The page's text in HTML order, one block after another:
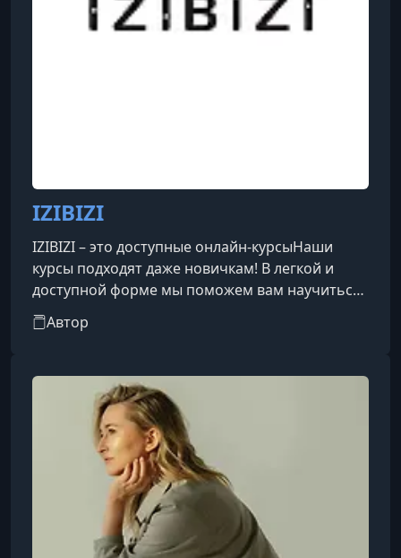
IZIBIZI
IZIBIZI – это доступные онлайн-курсыНаши
курсы подходят даже новичкам! В легкой и
доступной форме мы поможем вам научиться
искусству фотографии, видеосъемки,
копирайтинга, освоить новые профессии и
сон, питание, уход за собой, финансы и многое
другое.Наши ученики становятся
популярными блогерами, продают свои услуги
при помощи стильных и неповторимых
социальных сетей, раскрывают свои таланты,
занимаются
Автор